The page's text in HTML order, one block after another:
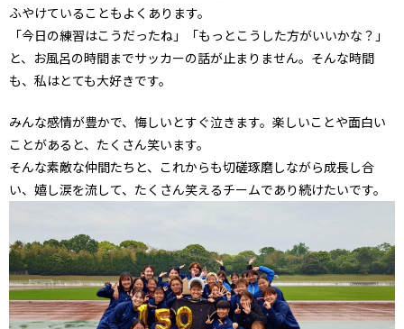
ふやけていることもよくあります。
「今日の練習はこうだったね」「もっとこうした方がいいかな？」
と、お風呂の時間までサッカーの話が止まりません。そんな時間
も、私はとても大好きです。
みんな感情が豊かで、悔しいとすぐ泣きます。楽しいことや面白い
ことがあると、たくさん笑います。
そんな素敵な仲間たちと、これからも切磋琢磨しながら成長し合
い、嬉し涙を流して、たくさん笑えるチームであり続けたいです。